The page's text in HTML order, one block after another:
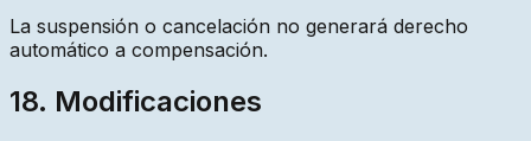
La suspensión o cancelación no generará derecho
automático a compensación.
18. Modificaciones